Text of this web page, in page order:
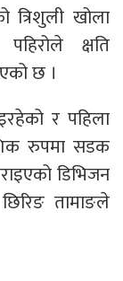
त्रिशुली खोला
क्षति
छ ।
र पहिला
रुपमा सडक
डिभिजन
तामाङले